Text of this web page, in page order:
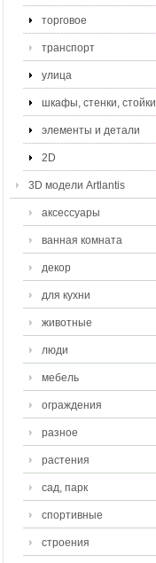
торговое
транспорт
улица
шкафы, стенки, стойки
элементы и детали
2D
3D модели Artlantis
аксессуары
ванная комната
декор
для кухни
животные
люди
мебель
ограждения
разное
растения
сад, парк
спортивные
строения